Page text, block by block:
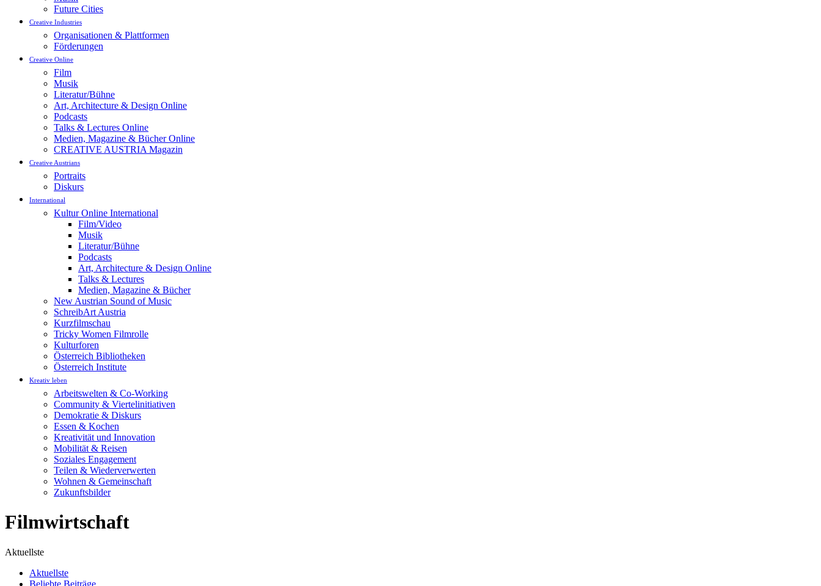
Future Cities
Creative Industries
Organisationen & Plattformen
Förderungen
Creative Online
Film
Musik
Literatur/Bühne
Art, Architecture & Design Online
Podcasts
Talks & Lectures Online
Medien, Magazine & Bücher Online
CREATIVE AUSTRIA Magazin
Creative Austrians
Portraits
Diskurs
International
Kultur Online International
Film/Video
Musik
Literatur/Bühne
Podcasts
Art, Architecture & Design Online
Talks & Lectures
Medien, Magazine & Bücher
New Austrian Sound of Music
SchreibArt Austria
Kurzfilmschau
Tricky Women Filmrolle
Kulturforen
Österreich Bibliotheken
Österreich Institute
Kreativ leben
Arbeitswelten & Co-Working
Community & Viertelinitiativen
Demokratie & Diskurs
Essen & Kochen
Kreativität und Innovation
Mobilität & Reisen
Soziales Engagement
Teilen & Wiederverwerten
Wohnen & Gemeinschaft
Zukunftsbilder
Filmwirtschaft
Aktuellste
Aktuellste
Beliebte Beiträge